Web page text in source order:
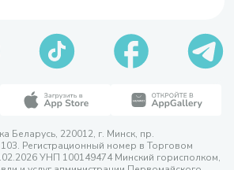
Беларусь, 220012, г. Минск, пр.
Регистрационный номер в Торговом
УНП 100149474 Минский горисполком,